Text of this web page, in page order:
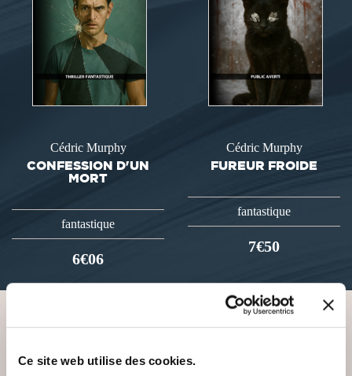
Ce site web utilise des cookies.
Cédric Murphy
CONFESSION D'UN
MORT
fantastique
6€06
Cédric Murphy
FUREUR FROIDE
fantastique
7€50